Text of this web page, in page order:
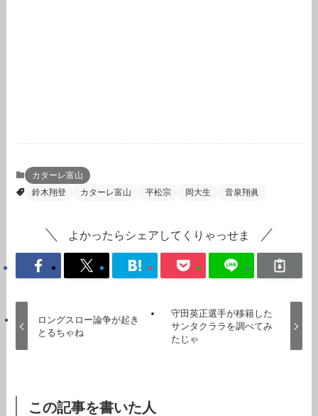
カターレ富山
鈴木翔登
カターレ富山 平松宗 岡大生 音泉翔眞
よかったらシェアしてくりゃっせま
ロングスロー論争が起き
とるちゃね
守田英正選手が移籍した
サンタクララを調べてみ
たじゃ
この記事を書いた人